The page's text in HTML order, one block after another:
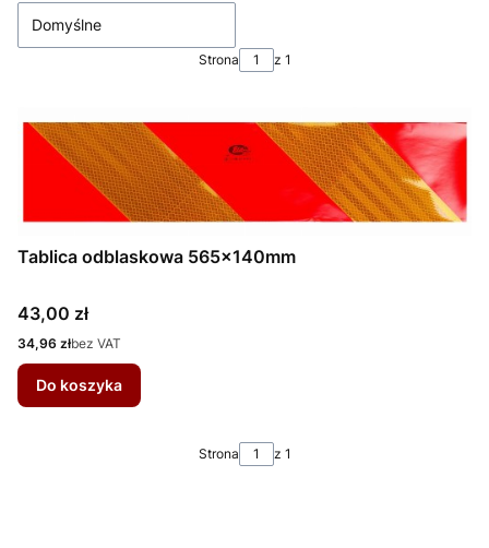
Domyślne
Strona z 1
Tablica odblaskowa 565x140mm
Cena
43,00 zł
Cena
34,96 złbez VAT
Do koszyka
Strona z 1